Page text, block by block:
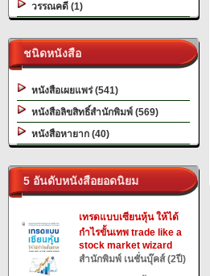
วรรณคดี (1)
ชนิดหนังสือ
หนังสือเผยแพร่ (541)
หนังสือลิขสิทธิ์สำนักพิมพ์ (569)
หนังสือหายาก (40)
5 อันดับหนังสือยอดนิยม
เทรดแบบเซียนหุ้น ให้ได้
กำไรขั้นเทพ trade like a
stock market wizard
สำนักพิมพ์ เนชั่นบุ๊คส์ (2ปี)